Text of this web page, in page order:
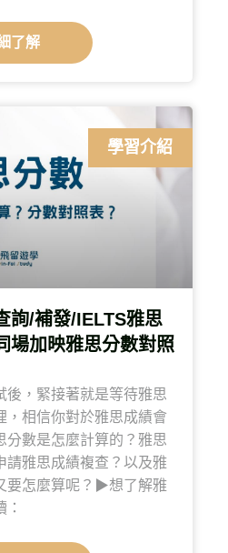
了解
學習介紹
詢/補發/IELTS雅思
場加映雅思分數對照
後，緊接著就是等待雅思
，相信你對於雅思成績會
分數是怎麼計算的？雅思
請雅思成績複查？以及雅
要怎麼算呢？▶想了解雅